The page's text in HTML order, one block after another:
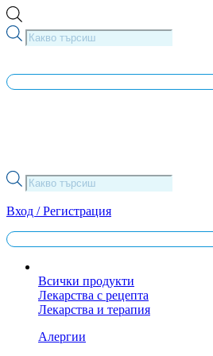
Skip
to
content
Products
search
Products
search
Вход / Регистрация
Всички продукти
Лекарства с рецепта
Лекарства и терапия
Алергии